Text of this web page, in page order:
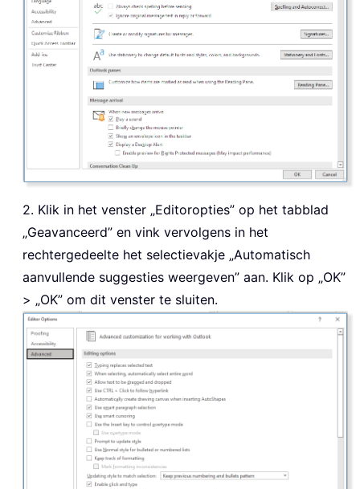
2. Klik in het venster „Editoropties” op het tabblad
„Geavanceerd” en vink vervolgens in het
rechtergedeelte het selectievakje „Automatisch
aanvullende suggesties weergeven” aan. Klik op „OK”
> „OK” om dit venster te sluiten.